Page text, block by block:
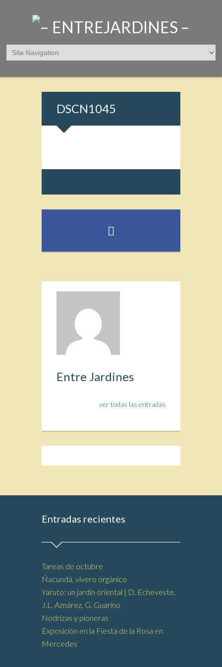
DSCN1045
Entre Jardines
ver todas las entradas
Entradas recientes
Tareas de octubre
Ñacundá, vivero orgánico
Yaruto: un jardín oriental | D. Echeveste,
J.L. Aznárez, G. Guarino
Nodrizas y pioneras
Exposición en la Fiesta de la Rosa en
Mercedes